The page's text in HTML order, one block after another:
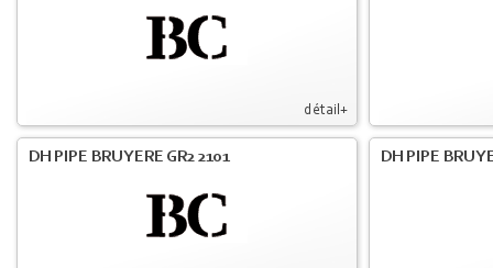
détail+
DH PIPE BRUYERE GR2 2101 DH PIPE